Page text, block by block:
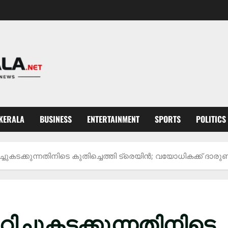
BUSINESS ENTERTAINMENT SPORTS POLITICS
കുതിച്ചെത്തി ട്രെയിന്‍; വയോധികക്ക്